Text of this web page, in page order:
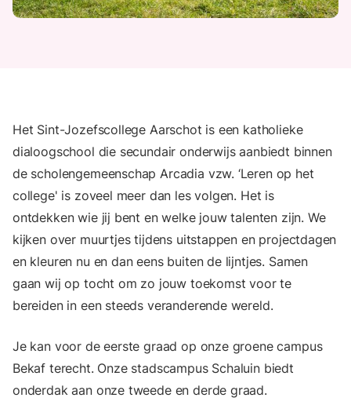
Het Sint-Jozefscollege Aarschot is een katholieke
dialoogschool die secundair onderwijs aanbiedt binnen
de scholengemeenschap Arcadia vzw. ‘Leren op het
college' is zoveel meer dan les volgen. Het is
ontdekken wie jij bent en welke jouw talenten zijn. We
kijken over muurtjes tijdens uitstappen en projectdagen
en kleuren nu en dan eens buiten de lijntjes. Samen
gaan wij op tocht om zo jouw toekomst voor te
bereiden in een steeds veranderende wereld.
Je kan voor de eerste graad op onze groene campus
Bekaf terecht. Onze stadscampus Schaluin biedt
onderdak aan onze tweede en derde graad.